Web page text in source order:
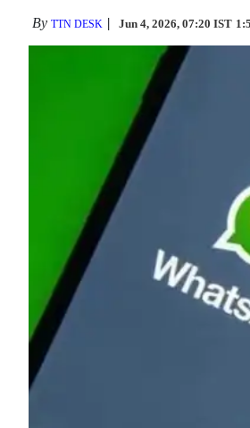
By TTN DESK Jun 4, 2026, 07:20 IST